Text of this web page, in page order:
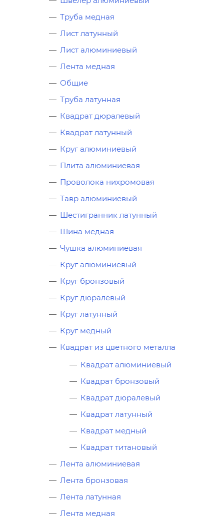
Труба медная
Лист латунный
Лист алюминиевый
Лента медная
Общие
Труба латунная
Квадрат дюралевый
Квадрат латунный
Круг алюминиевый
Плита алюминиевая
Проволока нихромовая
Тавр алюминиевый
Шестигранник латунный
Шина медная
Чушка алюминиевая
Круг алюминиевый
Круг бронзовый
Круг дюралевый
Круг латунный
Круг медный
Квадрат из цветного металла
Квадрат алюминиевый
Квадрат бронзовый
Квадрат дюралевый
Квадрат латунный
Квадрат медный
Квадрат титановый
Лента алюминиевая
Лента бронзовая
Лента латунная
Лента медная